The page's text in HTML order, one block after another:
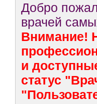
Добро
врачей
Внимание!
и
статус